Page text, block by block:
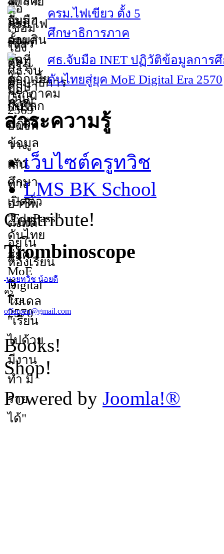
ครม.ไฟเขียว ตั้ง 5
ศึกษาธิการภาค
ศธ.จับมือ INET ปฏิวัติข้อมูลการศึ
ดันไทยสู่ยุค MoE Digital Era 2570
สาระความรู้
เว็บไซต์ครูทวิช
LMS BK School
Contribute!
Trombinoscope
นายทวิช น้อยดี
ครู
offerpen@gmail.com
Books!
Shop!
Powered by Joomla!®